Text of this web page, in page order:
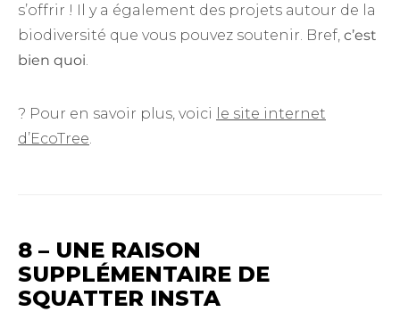
s’offrir ! Il y a également des projets autour de la
biodiversité que vous pouvez soutenir. Bref, c’est
bien quoi.
? Pour en savoir plus, voici
le site internet
d’EcoTree.
8 – UNE RAISON
SUPPLÉMENTAIRE DE
SQUATTER INSTA